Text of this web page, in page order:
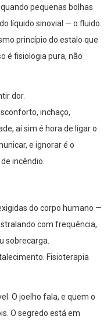
pequenas bolhas
líquido sinovial — o fluido
princípio do estalo que
é fisiologia pura, não
dor.
inchaço,
aí sim é hora de ligar o
e ignorar é o
incêndio.
do corpo humano —
com frequência,
sobrecarga.
Fisioterapia
O joelho fala, e quem o
O segredo está em